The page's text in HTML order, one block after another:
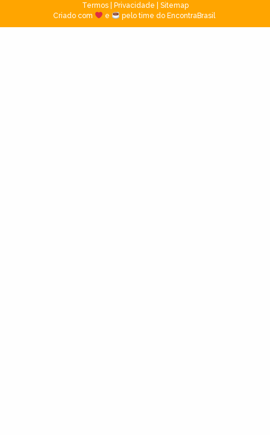
Termos| Privacidade
Sitemap
Criado com
e pelo time do EncontraBrasil